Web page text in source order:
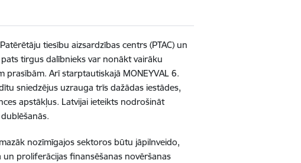
tiesību aizsardzības centrs (PTAC) un
tirgus dalībnieks var nonākt vairāku
Arī starptautiskajā MONEYVAL 6.
sniedzējus uzrauga trīs dažādas iestādes,
apstākļus. Latvijai ieteikts nodrošināt
nozīmīgajos sektoros būtu jāpilnveido,
proliferācijas finansēšanas novēršanas